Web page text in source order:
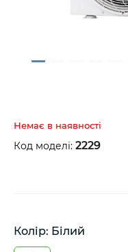
Немає в наявності
Код моделі: 2229
Колір: Білий